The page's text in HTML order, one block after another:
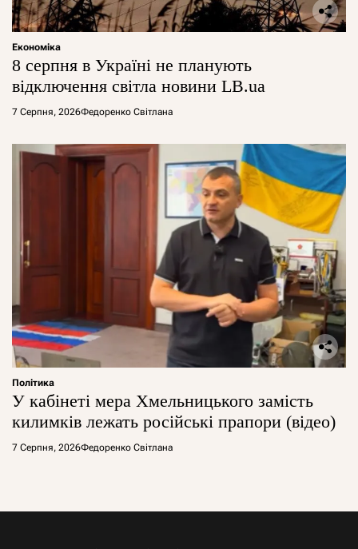
Економіка
8 серпня в Україні не планують
відключення світла новини LB.ua
7 Серпня, 2026Федоренко Світлана
Політика
У кабінеті мера Хмельницького замість
килимків лежать російські прапори (відео)
7 Серпня, 2026Федоренко Світлана